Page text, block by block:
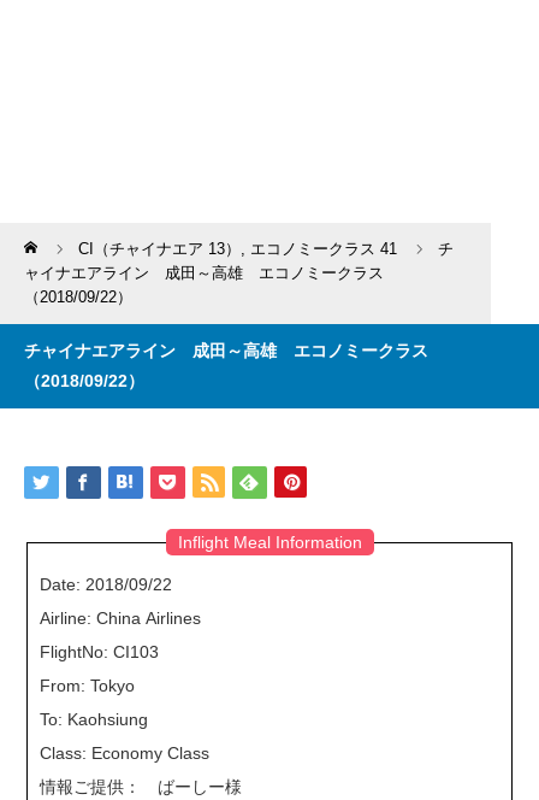
Home CI（チャイナエア 13） , エコノミークラス 41
チ
ャイナエアライン 成田～高雄 エコノミークラス
（2018/09/22）
チャイナエアライン 成田～高雄 エコノミークラス
（2018/09/22）
Inflight Meal Information
Date: 2018/09/22
Airline: China Airlines
FlightNo: CI103
From: Tokyo
To: Kaohsiung
Class: Economy Class
情報ご提供： ばーしー様